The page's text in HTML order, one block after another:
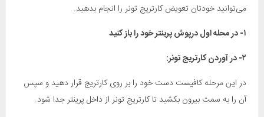
‌می‌توانید خودتان تعویض کارتریج تونر را انجام بدهید.
۱- در محله اول درپوش پرینتر خود را باز کنید
۲- در آوردن کارتریج تونر:
در این مرحله کافیست دست خود را بر روی کارتریج قرار دهید و سپس
آن را به سمت بیرون بکشید تا کارتریج تونر از داخل پرینتر جدا شود.